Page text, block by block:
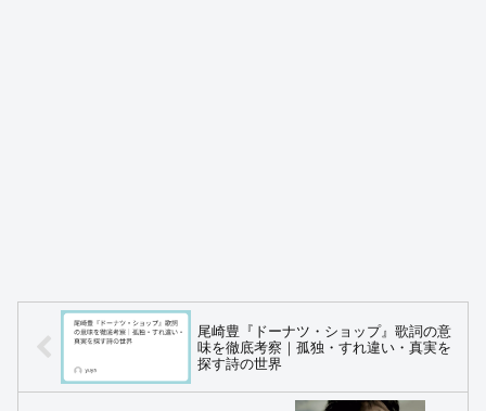
尾崎豊『ドーナツ・ショップ』歌詞の意
味を徹底考察｜孤独・すれ違い・真実を
探す詩の世界